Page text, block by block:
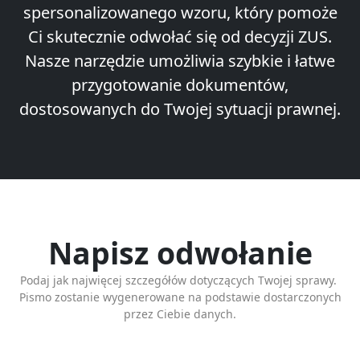
spersonalizowanego wzoru, który pomoże
Ci skutecznie odwołać się od decyzji ZUS.
Nasze narzędzie umożliwia szybkie i łatwe
przygotowanie dokumentów,
dostosowanych do Twojej sytuacji prawnej.
Napisz odwołanie
Podaj jak najwięcej szczegółów dotyczących Twojej sprawy.
Pismo zostanie wygenerowane na podstawie dostarczonych
przez Ciebie danych.